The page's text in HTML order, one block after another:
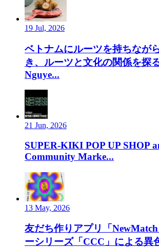
19 Jul, 2026
ベトナムにルーツを持ちなが
き、ルーツと文化の関係を探
Nguye...
21 Jun, 2026
SUPER-KIKI POP UP SHOP
Community Marke...
13 May, 2026
友だち作りアプリ「
ーシリーズ「CCC」による異